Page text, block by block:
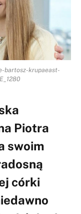
bartosz-krupaeast-
Piotra
swoim
córki